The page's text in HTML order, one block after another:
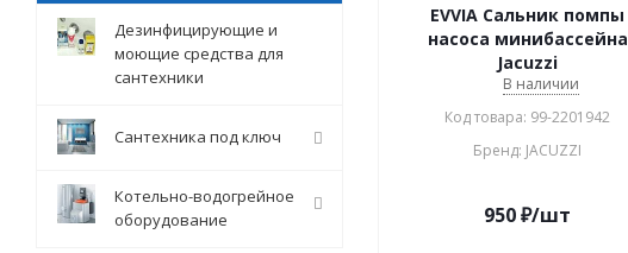
EVVIA Сальник помпы
насоса минибассейна
Jacuzzi
В наличии
Код товара: 99-2201942
Бренд: JACUZZI
950₽/шт
Дезинфицирующие и
моющие средства для
сантехники
Сантехника под ключ
Котельно-водогрейное
оборудование